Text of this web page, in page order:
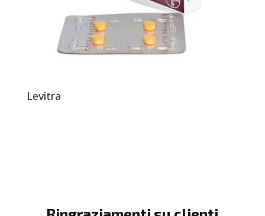
Levitra